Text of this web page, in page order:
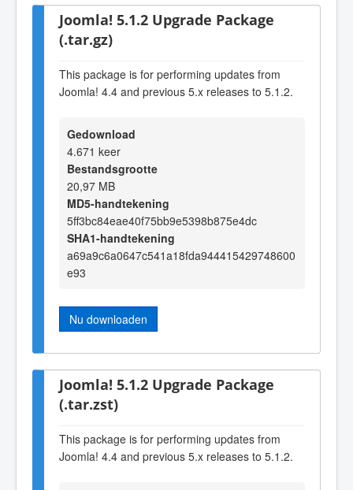
Joomla! 5.1.2 Upgrade Package
(.tar.gz)
This package is for performing updates from
Joomla! 4.4 and previous 5.x releases to 5.1.2.
Gedownload
4.671 keer
Bestandsgrootte
20,97 MB
MD5-handtekening
5ff3bc84eae40f75bb9e5398b875e4dc
SHA1-handtekening
a69a9c6a0647c541a18fda944415429748600
e93
Nu downloaden
Joomla! 5.1.2 Upgrade Package
(.tar.zst)
This package is for performing updates from
Joomla! 4.4 and previous 5.x releases to 5.1.2.